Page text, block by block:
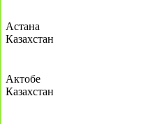
Астана
Казахстан
Актобе
Казахстан